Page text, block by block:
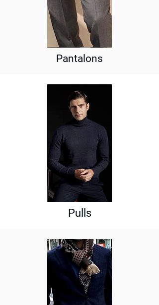
Pantalons
Pulls